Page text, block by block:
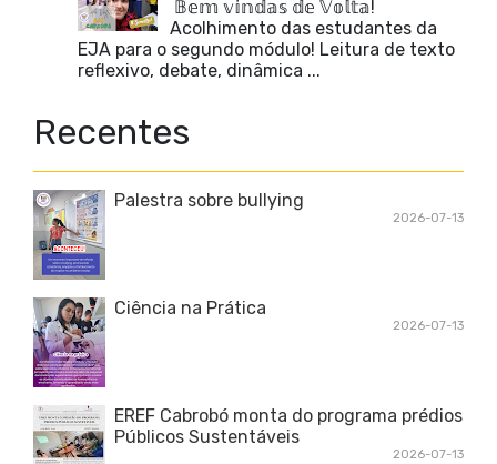
𝔹𝕖𝕞 𝕧𝕚𝕟𝕕𝕒𝕤 𝕕𝕖 𝕍𝕠𝕝𝕥𝕒!
Acolhimento das estudantes da
EJA para o segundo módulo! Leitura de texto
reflexivo, debate, dinâmica ...
Recentes
Palestra sobre bullying
2026-07-13
Ciência na Prática
2026-07-13
EREF Cabrobó monta do programa prédios
Públicos Sustentáveis
2026-07-13